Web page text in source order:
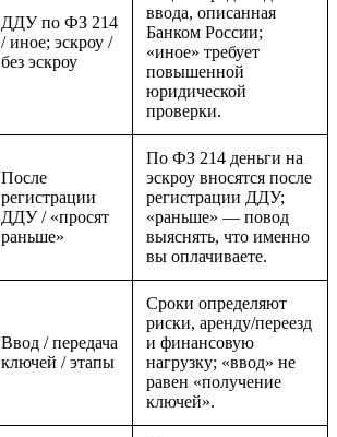
ДДУ по ФЗ 214
/ иное; эскроу /
без эскроу
ввода, описанная
Банком России;
«иное» требует
повышенной
юридической
проверки.
После
регистрации
ДДУ / «просят
раньше»
По ФЗ 214 деньги на
эскроу вносятся после
регистрации ДДУ;
«раньше» — повод
выяснять, что именно
вы оплачиваете.
Ввод / передача
ключей / этапы
Сроки определяют
риски, аренду/переезд
и финансовую
нагрузку; «ввод» не
равен «получение
ключей».